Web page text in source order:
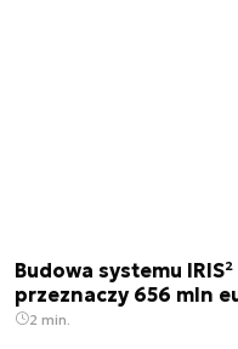
Budowa systemu
przeznaczy 656 mln
2 min.